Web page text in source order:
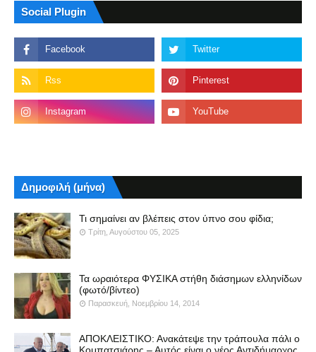
Social Plugin
Δημοφιλή (μήνα)
Τι σημαίνει αν βλέπεις στον ύπνο σου φίδια;
Τρίτη, Αυγούστου 05, 2025
Τα ωραιότερα ΦΥΣΙΚΑ στήθη διάσημων ελληνίδων
(φωτό/βίντεο)
Παρασκευή, Νοεμβρίου 14, 2014
ΑΠΟΚΛΕΙΣΤΙΚΟ: Ανακάτεψε την τράπουλα πάλι ο
Κομπατσιάρης – Αυτός είναι ο νέος Αντιδήμαρχος